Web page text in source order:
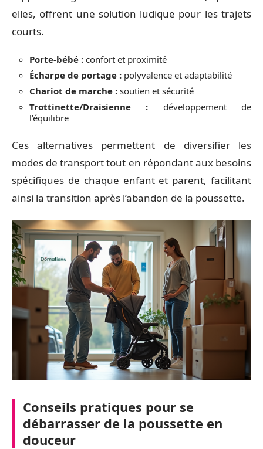
elles, offrent une solution ludique pour les trajets
courts.
Porte-bébé : confort et proximité
Écharpe de portage : polyvalence et adaptabilité
Chariot de marche : soutien et sécurité
Trottinette/Draisienne : développement de
l’équilibre
Ces alternatives permettent de diversifier les
modes de transport tout en répondant aux besoins
spécifiques de chaque enfant et parent, facilitant
ainsi la transition après l’abandon de la poussette.
Conseils pratiques pour se
débarrasser de la poussette en
douceur